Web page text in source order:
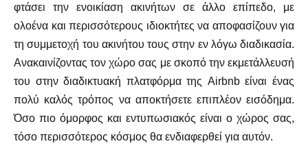
φτάσει την ενοικίαση ακινήτων σε άλλο επίπεδο, με
ολοένα και περισσότερους ιδιοκτήτες να αποφασίζουν για
τη συμμετοχή του ακινήτου τους στην εν λόγω διαδικασία.
Ανακαινίζοντας τον χώρο σας με σκοπό την εκμετάλλευσή
του στην διαδικτυακή πλατφόρμα της Airbnb είναι ένας
πολύ καλός τρόπος να αποκτήσετε επιπλέον εισόδημα.
Όσο πιο όμορφος και εντυπωσιακός είναι ο χώρος σας,
τόσο περισσότερος κόσμος θα ενδιαφερθεί για αυτόν.